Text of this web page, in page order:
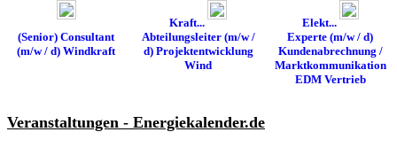
(Senior) Consultant
(m/w / d) Windkraft
Kraft...
Abteilungsleiter (m/w /
d) Projektentwicklung
Wind
Elekt...
Experte (m/w / d)
Kundenabrechnung /
Marktkommunikation
EDM Vertrieb
Veranstaltungen - Energiekalender.de